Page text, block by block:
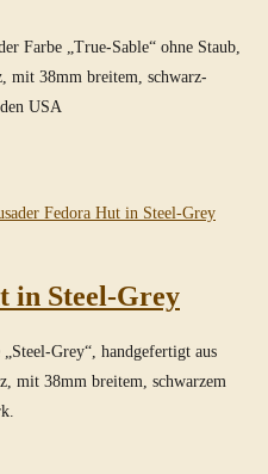
Farbe „True-Sable“ ohne Staub,
mit 38mm breitem, schwarz-
USA
in Steel-Grey
Grey“, handgefertigt aus
mit 38mm breitem, schwarzem